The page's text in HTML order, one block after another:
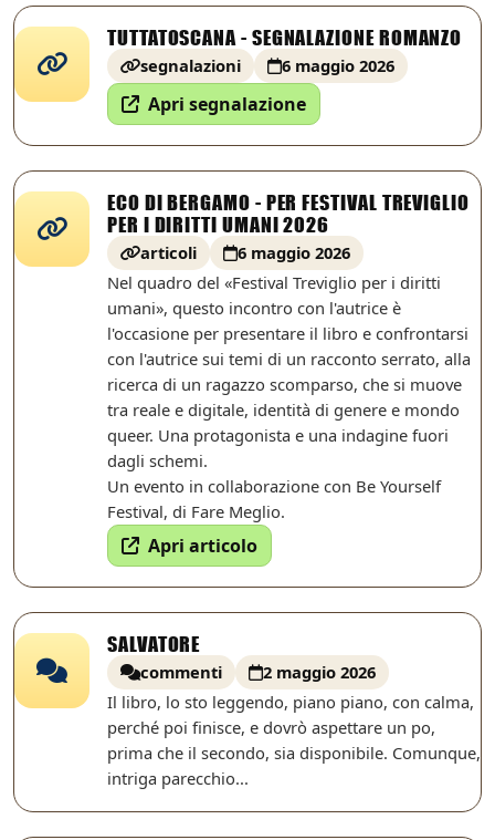
TUTTATOSCANA - SEGNALAZIONE ROMANZO
segnalazioni 6 maggio 2026
Apri segnalazione
ECO DI BERGAMO - PER FESTIVAL TREVIGLIO
PER I DIRITTI UMANI 2026
articoli
6 maggio 2026
Nel quadro del «Festival Treviglio per i diritti
umani», questo incontro con l'autrice è
l'occasione per presentare il libro e confrontarsi
con l'autrice sui temi di un racconto serrato, alla
ricerca di un ragazzo scomparso, che si muove
tra reale e digitale, identità di genere e mondo
queer. Una protagonista e una indagine fuori
dagli schemi.
Un evento in collaborazione con Be Yourself
Festival, di Fare Meglio.
Apri articolo
SALVATORE
commenti
2 maggio 2026
Il libro, lo sto leggendo, piano piano, con calma,
perché poi finisce, e dovrò aspettare un po,
prima che il secondo, sia disponibile. Comunque,
intriga parecchio...